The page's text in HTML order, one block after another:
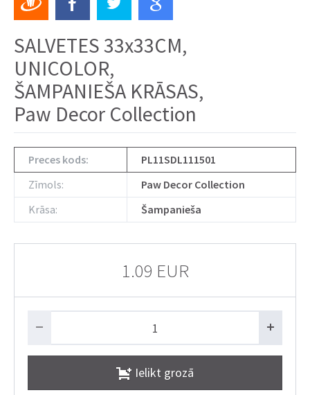
SALVETES 33x33CM,
UNICOLOR,
ŠAMPANIEŠA KRĀSAS,
Paw Decor Collection
Preces kods:
PL11SDL111501
Zīmols:
Paw Decor Collection
Krāsa:
Šampanieša
1.09 EUR
Ielikt grozā